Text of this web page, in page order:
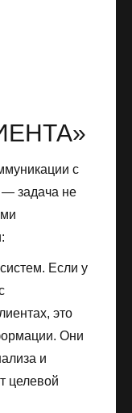
с
задача не
Если у
это
Они
и
целевой